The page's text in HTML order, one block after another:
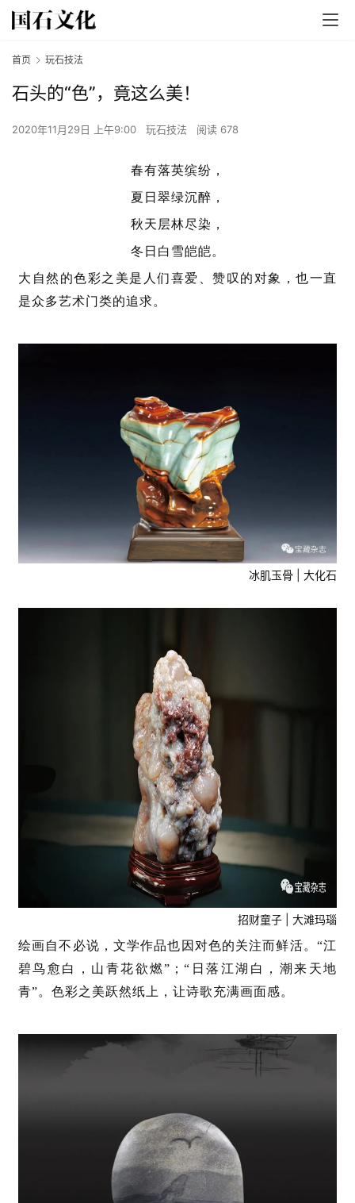
首页 玩石技法
石头的“色”，竟这么美！
2020年11月29日 上午9:00 玩石技法 阅读 678
春有落英缤纷，
夏日翠绿沉醉，
秋天层林尽染，
冬日白雪皑皑。
大自然的色彩之美是人们喜爱、赞叹的对象，也一直
是众多艺术门类的追求。
冰肌玉骨 | 大化石
招财童子 | 大滩玛瑙
绘画自不必说，文学作品也因对色的关注而鲜活。“江
碧鸟愈白，山青花欲燃”；“日落江湖白，潮来天地
青”。色彩之美跃然纸上，让诗歌充满画面感。